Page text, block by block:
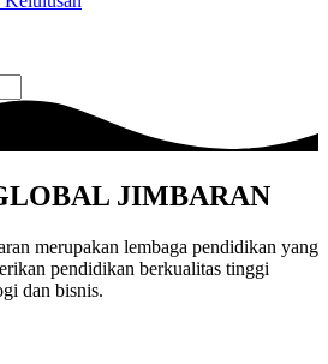
JIMBARAN
merupakan lembaga pendidikan yang
pendidikan berkualitas tinggi
dan bisnis.